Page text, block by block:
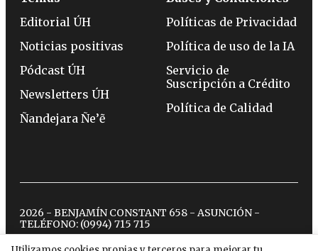
Editorial ÚH
Noticias positivas
Pódcast ÚH
Newsletters ÚH
Ñandejara Ñe’ẽ
Políticas de Privacidad
Política de uso de la IA
Servicio de
Suscripción a Crédito
Política de Calidad
2026 - BENJAMÍN CONSTANT 658 - ASUNCIÓN -
TELÉFONO: (0994) 715 715